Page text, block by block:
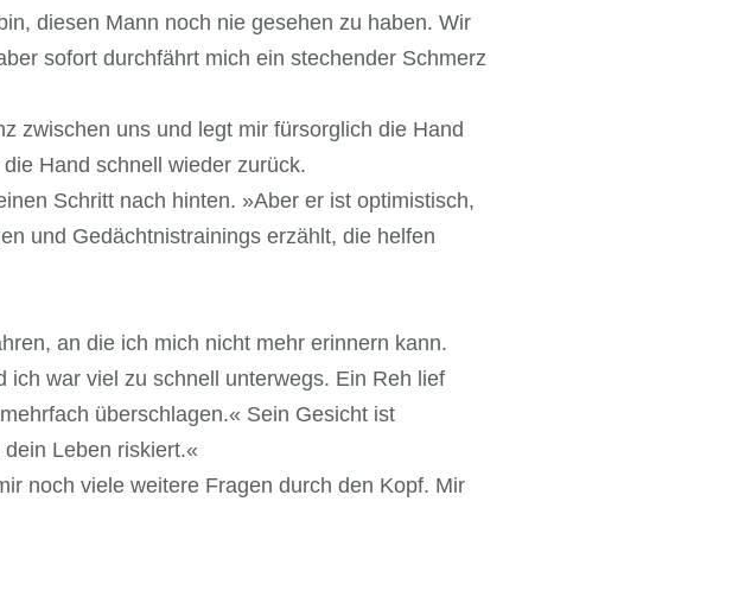
diesen Mann noch nie gesehen zu haben. Wir
sofort durchfährt mich ein stechender Schmerz
zwischen uns und legt mir fürsorglich die Hand
Hand schnell wieder zurück.
Schritt nach hinten. »Aber er ist optimistisch,
und Gedächtnistrainings erzählt, die helfen
an die ich mich nicht mehr erinnern kann.
war viel zu schnell unterwegs. Ein Reh lief
überschlagen.« Sein Gesicht ist
Leben riskiert.«
noch viele weitere Fragen durch den Kopf. Mir